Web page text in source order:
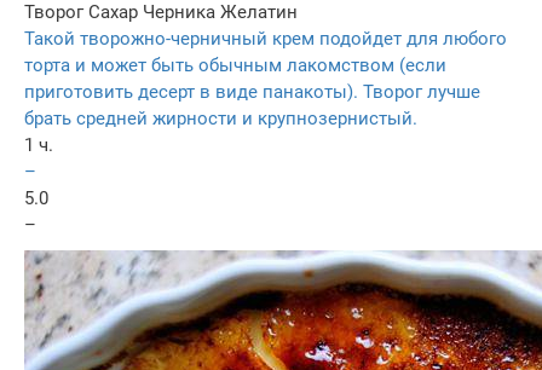
Творог Сахар Черника Желатин
Такой творожно-черничный крем подойдет для любого
торта и может быть обычным лакомством (если
приготовить десерт в виде панакоты). Творог лучше
брать средней жирности и крупнозернистый.
1 ч.
–
5.0
–